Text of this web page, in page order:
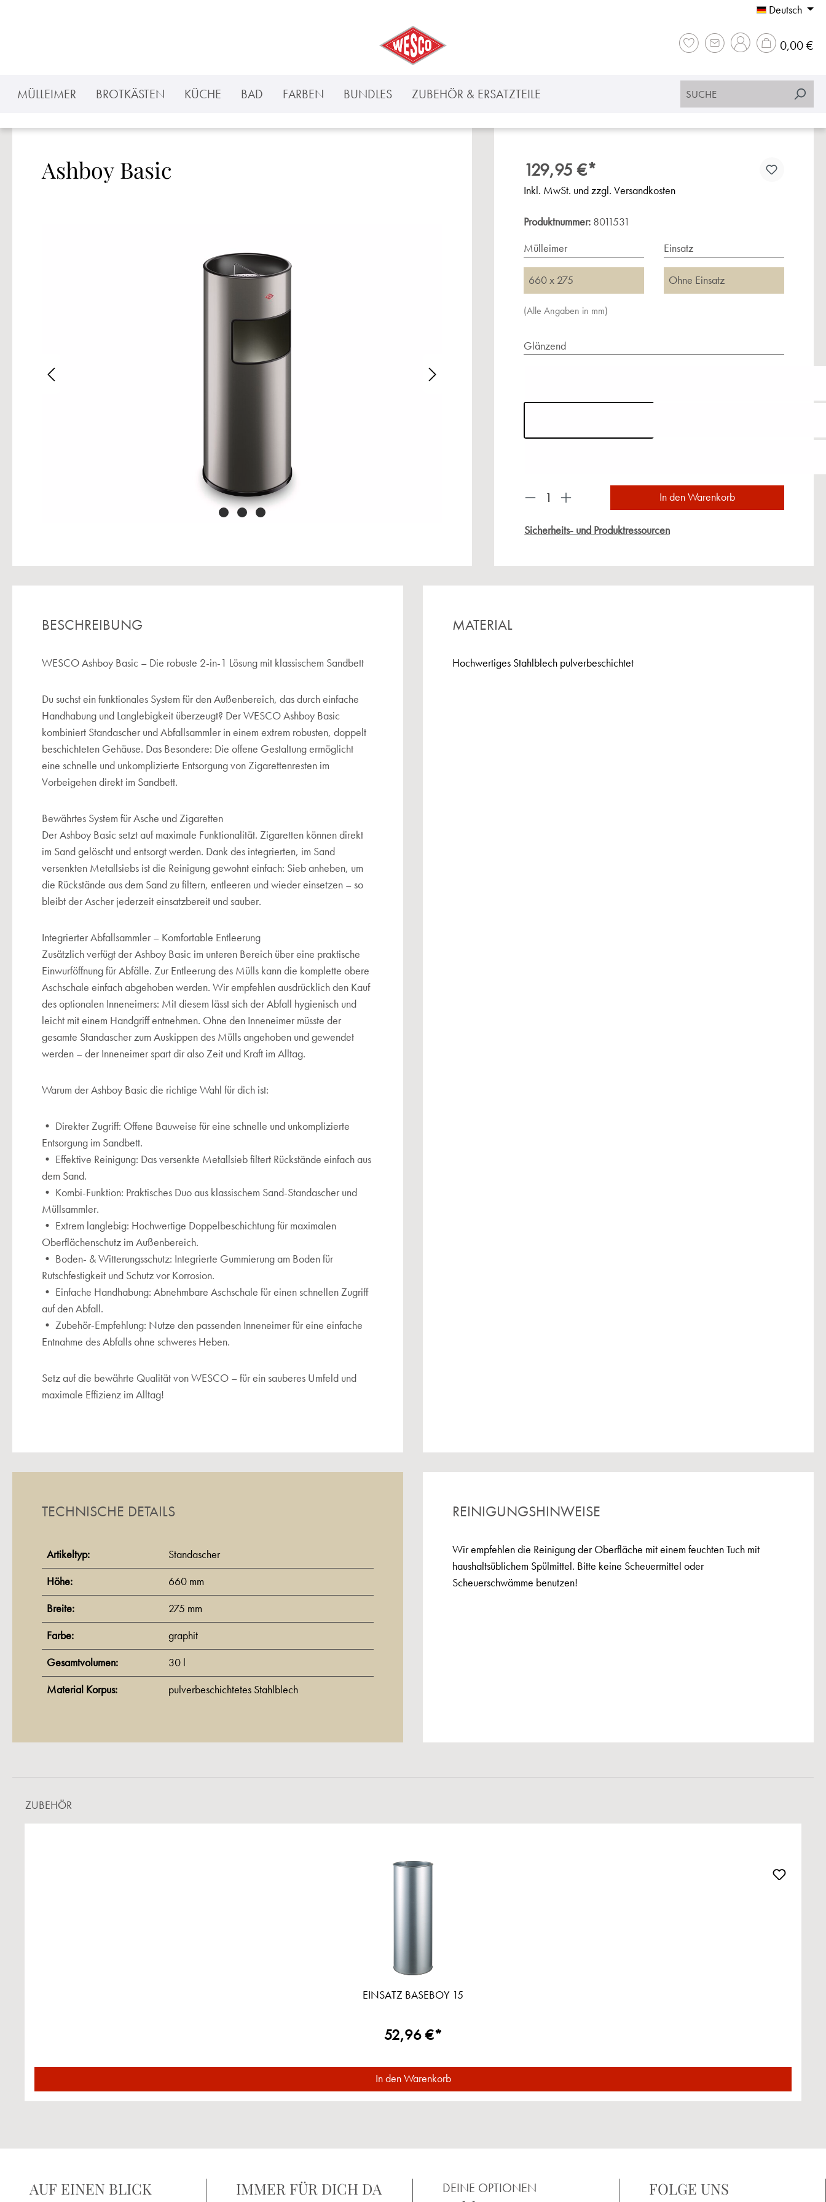
Deutsch
0,00 €
MÜLLEIMER BROTKÄSTEN KÜCHE BAD FARBEN BUNDLES ZUBEHÖR & ERSATZTEILE
Ashboy Basic 129,95 €*
Inkl. MwSt. und zzgl. Versandkosten
Produktnummer: 8011531
Mülleimer
660 x 275
Einsatz
Ohne Einsatz
(Alle Angaben in mm)
Glänzend
Produkt Anzahl: Gib den gewünschten Wert ein
In den Warenkorb
Sicherheits- und Produktressourcen
BESCHREIBUNG
WESCO Ashboy Basic – Die robuste 2-in-1 Lösung mit klassischem Sandbett
Du suchst ein funktionales System für den Außenbereich, das durch einfache
Handhabung und Langlebigkeit überzeugt? Der WESCO Ashboy Basic
kombiniert Standascher und Abfallsammler in einem extrem robusten, doppelt
beschichteten Gehäuse. Das Besondere: Die offene Gestaltung ermöglicht
eine schnelle und unkomplizierte Entsorgung von Zigarettenresten im
Vorbeigehen direkt im Sandbett.
Bewährtes System für Asche und Zigaretten
Der Ashboy Basic setzt auf maximale Funktionalität. Zigaretten können direkt
im Sand gelöscht und entsorgt werden. Dank des integrierten, im Sand
versenkten Metallsiebs ist die Reinigung gewohnt einfach: Sieb anheben, um
die Rückstände aus dem Sand zu filtern, entleeren und wieder einsetzen – so
bleibt der Ascher jederzeit einsatzbereit und sauber.
Integrierter Abfallsammler – Komfortable Entleerung
Zusätzlich verfügt der Ashboy Basic im unteren Bereich über eine praktische
Einwurföffnung für Abfälle. Zur Entleerung des Mülls kann die komplette obere
Aschschale einfach abgehoben werden. Wir empfehlen ausdrücklich den Kauf
des optionalen Inneneimers: Mit diesem lässt sich der Abfall hygienisch und
leicht mit einem Handgriff entnehmen. Ohne den Inneneimer müsste der
gesamte Standascher zum Auskippen des Mülls angehoben und gewendet
werden – der Inneneimer spart dir also Zeit und Kraft im Alltag.
Warum der Ashboy Basic die richtige Wahl für dich ist:
• Direkter Zugriff: Offene Bauweise für eine schnelle und unkomplizierte
Entsorgung im Sandbett.
• Effektive Reinigung: Das versenkte Metallsieb filtert Rückstände einfach aus
dem Sand.
• Kombi-Funktion: Praktisches Duo aus klassischem Sand-Standascher und
Müllsammler.
• Extrem langlebig: Hochwertige Doppelbeschichtung für maximalen
Oberflächenschutz im Außenbereich.
• Boden- & Witterungsschutz: Integrierte Gummierung am Boden für
Rutschfestigkeit und Schutz vor Korrosion.
• Einfache Handhabung: Abnehmbare Aschschale für einen schnellen Zugriff
auf den Abfall.
• Zubehör-Empfehlung: Nutze den passenden Inneneimer für eine einfache
Entnahme des Abfalls ohne schweres Heben.
Setz auf die bewährte Qualität von WESCO – für ein sauberes Umfeld und
maximale Effizienz im Alltag!
TECHNISCHE DETAILS
Artikeltyp: Standascher
Höhe: 660 mm
Breite: 275 mm
Farbe: graphit
Gesamtvolumen: 30 l
Material Korpus: pulverbeschichtetes Stahlblech
MATERIAL
Hochwertiges Stahlblech pulverbeschichtet
REINIGUNGSHINWEISE
Wir empfehlen die Reinigung der Oberfläche mit einem feuchten Tuch mit
haushaltsüblichem Spülmittel. Bitte keine Scheuermittel oder
Scheuerschwämme benutzen!
ZUBEHÖR
EINSATZ BASEBOY 15
52,96 €*
In den Warenkorb
AUF EINEN BLICK IMMER FÜR DICH DA DEINE OPTIONEN FOLGE UNS